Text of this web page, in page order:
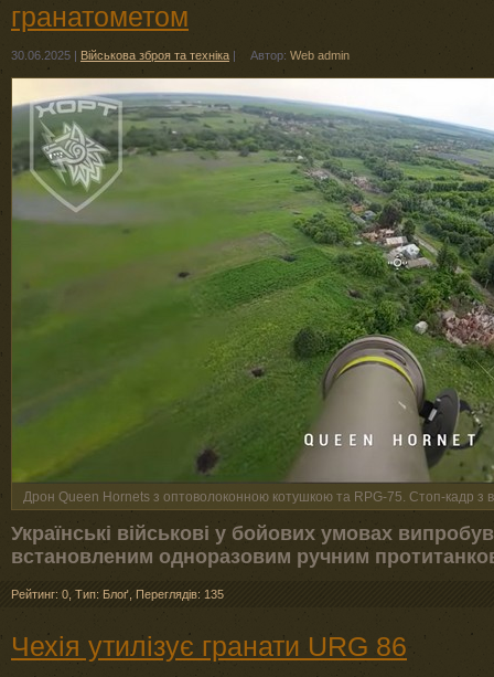
гранатометом
30.06.2025 | Військова зброя та техніка | Автор: Web admin
Дрон Queen Hornets з оптоволоконною котушкою та RPG-75. Стоп-кадр з
Українські військові у бойових умовах
встановленим одноразовим ручним
Рейтинг: 0 Тип: Блоґ Переглядів: 135
Чехія утилізує гранати URG 86